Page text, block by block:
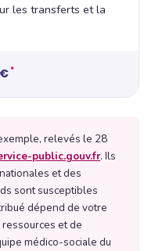
les transferts et la
*
relevés le 28
public.gouv.fr. Ils
et des
sont susceptibles
dépend de votre
et de
médico-sociale du